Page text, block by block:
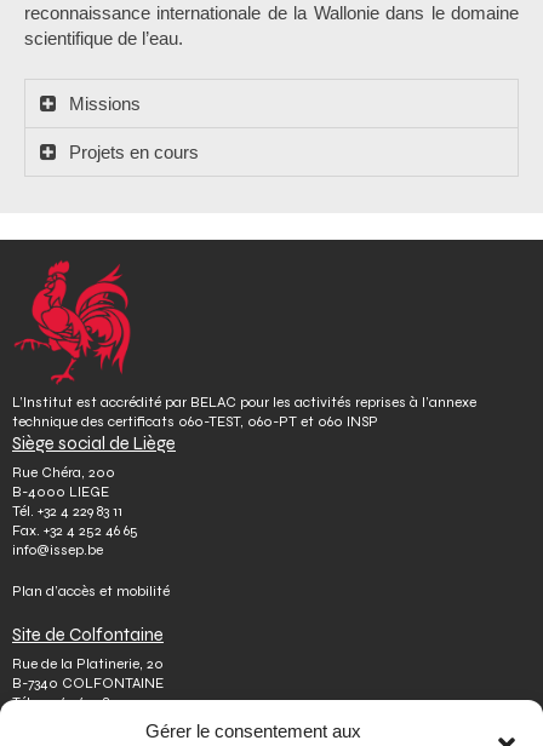
Gérer le consentement aux
reconnaissance internationale de la Wallonie dans le domaine
scientifique de l’eau.
Missions
Projets en cours
L’Institut est accrédité par BELAC pour les activités reprises à l’annexe
technique des certificats 060-TEST, 060-PT et 060 INSP
Siège social de Liège
Rue Chéra, 200
B-4000 LIEGE
Tél. +32 4 229 83 11
Fax. +32 4 252 46 65
info@issep.be
Plan d’accès et mobilité
Site de Colfontaine
Rue de la Platinerie, 20
B-7340 COLFONTAINE
Tél.+32 65 610 813
colfontaine@issep.be